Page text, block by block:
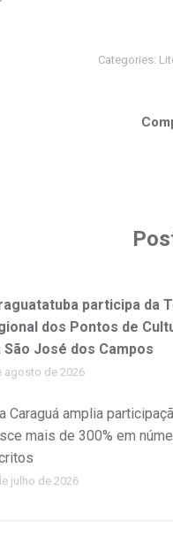
Categories:
participa da
dos Pontos de
São José dos Campos
agosto de 2026
Caraguá amplia
mais de 300% em
julho de 2026